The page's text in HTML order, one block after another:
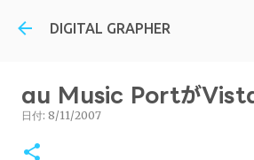
スキップしてメイン コンテ
DIGITAL GRAPHER
au Music Portが
日付: 8/11/2007